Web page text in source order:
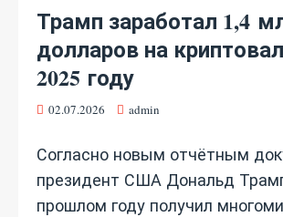
Трамп заработал 1,4
долларов на
2025 году
02.07.2026 admin
Согласно новым отчётным
президент США Дональд
прошлом году получил